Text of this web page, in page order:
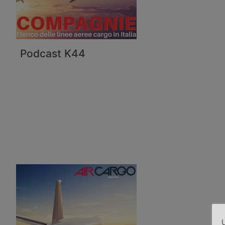
Podcast K44